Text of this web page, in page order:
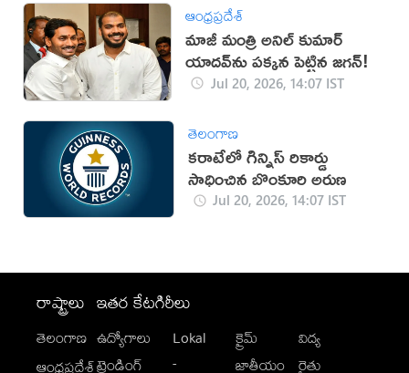
ఆంధ్రప్రదేశ్
మాజీ మంత్రి అనిల్ కుమార్
యాదవ్‌ను పక్కన పెట్టిన జగన్!
Jul 20, 2026, 14:07 IST
తెలంగాణ
కరాటేలో గిన్నిస్ రికార్డు
సాధించిన బొంకూరి అరుణ
Jul 20, 2026, 14:07 IST
రాష్ట్రాలు
తెలంగాణ
ఆంధ్రప్రదేశ్
ఇతర కేటగిరీలు
ఉద్యోగాలు
ట్రెండింగ్
Lokal
-
క్రైమ్
జాతీయం
విద్య
రైతు